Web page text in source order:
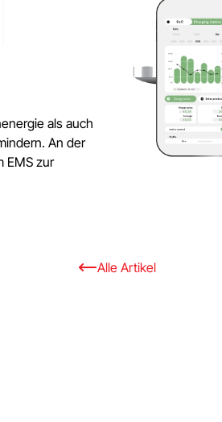
als auch
An der
EMS zur
Alle Artikel